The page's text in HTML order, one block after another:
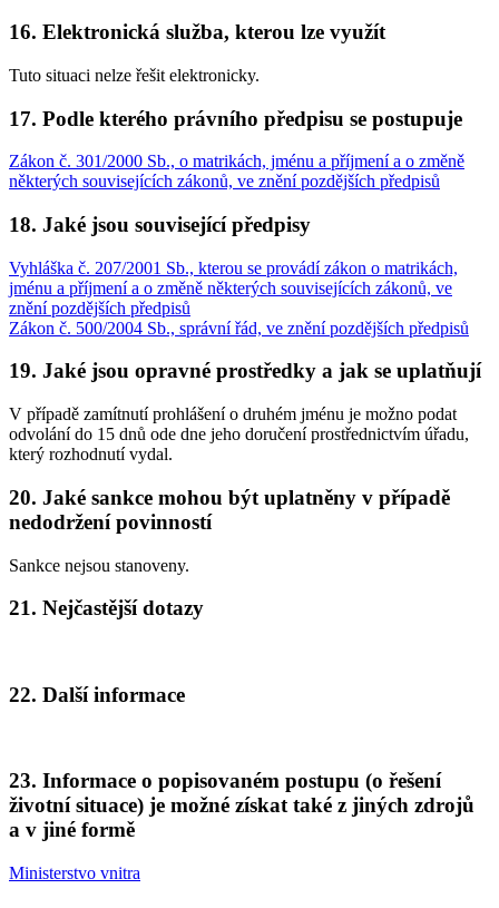
16. Elektronická služba, kterou lze využít
Tuto situaci nelze řešit elektronicky.
17. Podle kterého právního předpisu se postupuje
Zákon č. 301/2000 Sb., o matrikách, jménu a příjmení a o změně
některých souvisejících zákonů, ve znění pozdějších předpisů
18. Jaké jsou související předpisy
Vyhláška č. 207/2001 Sb., kterou se provádí zákon o matrikách,
jménu a příjmení a o změně některých souvisejících zákonů, ve
znění pozdějších předpisů
Zákon č. 500/2004 Sb., správní řád, ve znění pozdějších předpisů
19. Jaké jsou opravné prostředky a jak se uplatňují
V případě zamítnutí prohlášení o druhém jménu je možno podat
odvolání do 15 dnů ode dne jeho doručení prostřednictvím úřadu,
který rozhodnutí vydal.
20. Jaké sankce mohou být uplatněny v případě
nedodržení povinností
Sankce nejsou stanoveny.
21. Nejčastější dotazy
22. Další informace
23. Informace o popisovaném postupu (o řešení
životní situace) je možné získat také z jiných zdrojů
a v jiné formě
Ministerstvo vnitra